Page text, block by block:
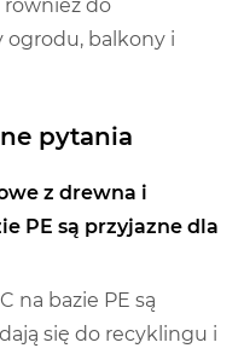
również do
ogrodu, balkony i
pytania
z drewna i
PE są przyjazne dla
na bazie PE są
się do recyklingu i